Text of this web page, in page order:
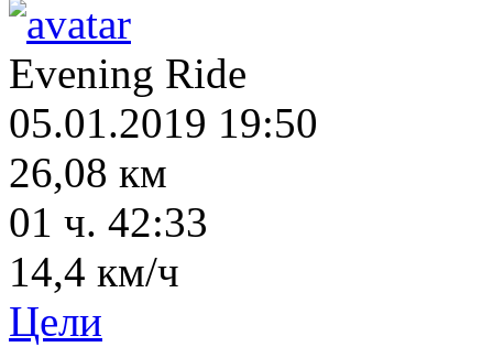
Evening Ride
05.01.2019 19:50
26,08 км
01 ч. 42:33
14,4 км/ч
Цели